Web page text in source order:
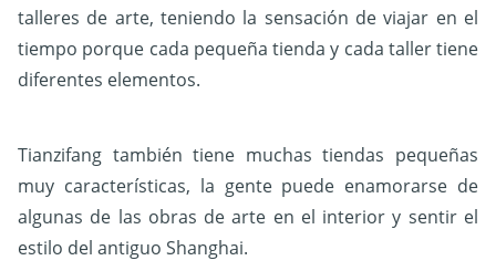
talleres de arte, teniendo la sensación de viajar en el
tiempo porque cada pequeña tienda y cada taller tiene
diferentes elementos.
Tianzifang también tiene muchas tiendas pequeñas
muy características, la gente puede enamorarse de
algunas de las obras de arte en el interior y sentir el
estilo del antiguo Shanghai.